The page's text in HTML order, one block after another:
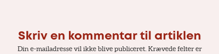
Skriv en kommentar til artiklen
Din e-mailadresse vil ikke blive publiceret. Krævede felter er